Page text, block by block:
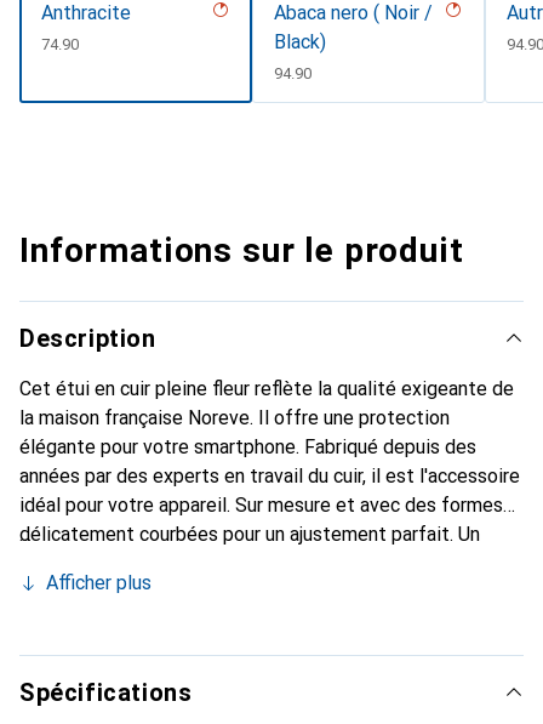
Anthracite
CHF
74.90
Abaca nero ( Noir /
Black)
CHF
94.90
CHF
Informations sur le produit
Description
Cet étui en cuir pleine fleur reflète la qualité exigeante de
la maison française Noreve. Il offre une protection
élégante pour votre smartphone. Fabriqué depuis des
années par des experts en travail du cuir, il est l'accessoire
idéal pour votre appareil. Sur mesure et avec des formes
délicatement courbées pour un ajustement parfait. Un
smartphone. La marque Noreve est reconnue
constitue toujours un bon choix pour le client exigeant.
Afficher plus
Spécifications